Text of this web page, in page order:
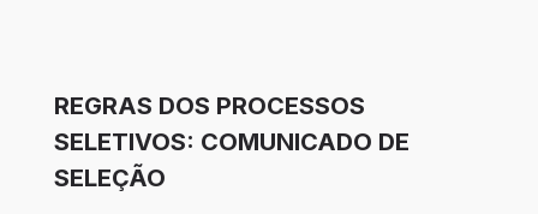
REGRAS DOS PROCESSOS
SELETIVOS: COMUNICADO DE
SELEÇÃO